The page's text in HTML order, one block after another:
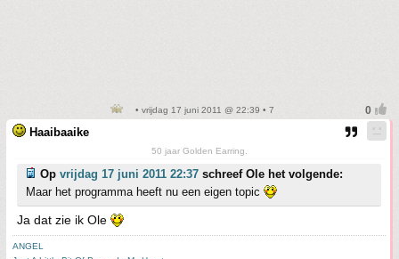
• vrijdag 17 juni 2011 @ 22:39 • 7
Haaibaaike
50 jaar Golden Earring.
Op vrijdag 17 juni 2011 22:37 schreef Ole het volgende:
Maar het programma heeft nu een eigen topic
Ja dat zie ik Ole
ANGEL